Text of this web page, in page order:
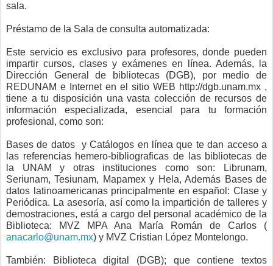
sala.
Préstamo de la Sala de consulta automatizada:
Este servicio es exclusivo para profesores, donde pueden
impartir cursos, clases y exámenes en línea. Además, la
Dirección General de bibliotecas (DGB), por medio de
REDUNAM e Internet en el sitio WEB http://dgb.unam.mx ,
tiene a tu disposición una vasta colección de recursos de
información especializada, esencial para tu formación
profesional, como son:
Bases de datos y Catálogos en línea que te dan acceso a
las referencias hemero-bibliograficas de las bibliotecas de
la UNAM y otras instituciones como son: Librunam,
Seriunam, Tesiunam, Mapamex y Hela, Además Bases de
datos latinoamericanas principalmente en español: Clase y
Periódica. La asesoría, así como la impartición de talleres y
demostraciones, está a cargo del personal académico de la
Biblioteca: MVZ MPA Ana María Román de Carlos (
anacarlo@unam.mx) y MVZ Cristian López Montelongo.
También: Biblioteca digital (DGB); que contiene textos